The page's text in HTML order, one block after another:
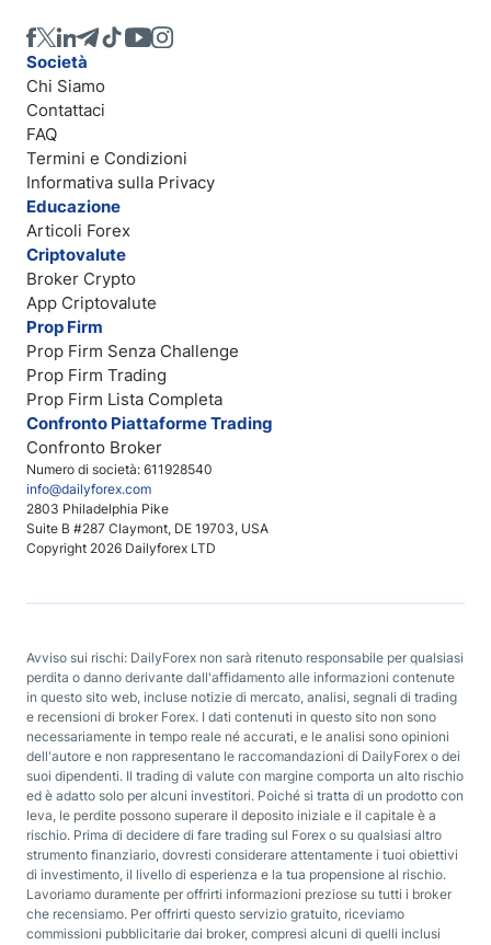
Numero di società: 611928540
info@dailyforex.com
2803 Philadelphia Pike
Suite B #287 Claymont, DE 19703, USA
Copyright 2026 Dailyforex LTD
Società
Chi Siamo
Contattaci
FAQ
Termini e Condizioni
Informativa sulla Privacy
Educazione
Articoli Forex
Criptovalute
Broker Crypto
App Criptovalute
Prop Firm
Prop Firm Senza Challenge
Prop Firm Trading
Prop Firm Lista Completa
Confronto Piattaforme Trading
Confronto Broker
Avviso sui rischi: DailyForex non sarà ritenuto responsabile per qualsiasi
perdita o danno derivante dall'affidamento alle informazioni contenute
in questo sito web, incluse notizie di mercato, analisi, segnali di trading
e recensioni di broker Forex. I dati contenuti in questo sito non sono
necessariamente in tempo reale né accurati, e le analisi sono opinioni
dell'autore e non rappresentano le raccomandazioni di DailyForex o dei
suoi dipendenti. Il trading di valute con margine comporta un alto rischio
ed è adatto solo per alcuni investitori. Poiché si tratta di un prodotto con
leva, le perdite possono superare il deposito iniziale e il capitale è a
rischio. Prima di decidere di fare trading sul Forex o su qualsiasi altro
strumento finanziario, dovresti considerare attentamente i tuoi obiettivi
di investimento, il livello di esperienza e la tua propensione al rischio.
Lavoriamo duramente per offrirti informazioni preziose su tutti i broker
che recensiamo. Per offrirti questo servizio gratuito, riceviamo
commissioni pubblicitarie dai broker, compresi alcuni di quelli inclusi